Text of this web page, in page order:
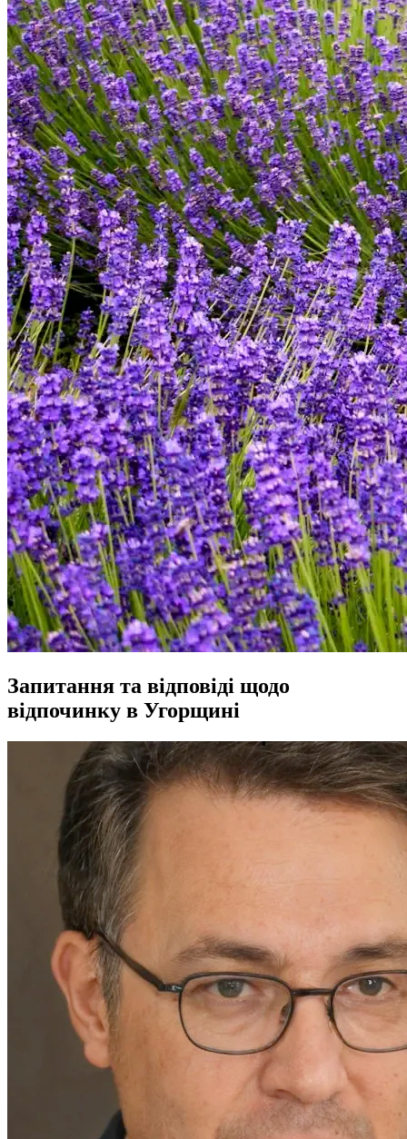
Запитання та відповіді щодо
відпочинку в Угорщині